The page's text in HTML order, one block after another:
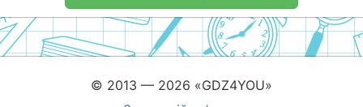
© 2013 — 2026 «GDZ4YOU»